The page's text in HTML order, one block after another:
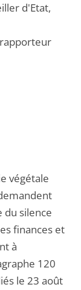
d'Etat,
végétale
du silence
finances et
à
120
le 23 août